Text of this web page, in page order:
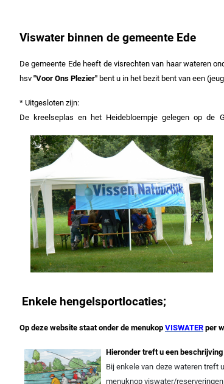
Viswater binnen de gemeente Ede
De gemeente Ede heeft de visrechten van haar wateren
hsv "Voor Ons Plezier" bent u in het bezit bent van een
* Uitgesloten zijn:
De kreelseplas en het Heidebloempje gelegen op
Enkele hengelsportlocaties;
Op deze website staat onder de menukop VISWATER per
Hieronder treft u een
Bij enkele van deze wateren treft
menuknop viswater/